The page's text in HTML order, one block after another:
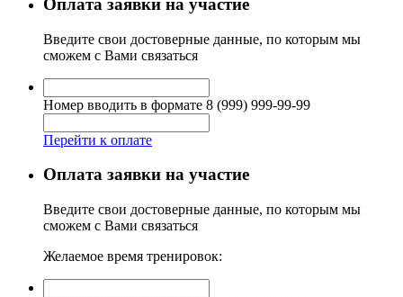
Оплата заявки на участие
Введите свои достоверные данные, по которым мы
сможем с Вами связаться
Номер вводить в формате 8 (999) 999-99-99
Перейти к оплате
Оплата заявки на участие
Введите свои достоверные данные, по которым мы
сможем с Вами связаться
Желаемое время тренировок: